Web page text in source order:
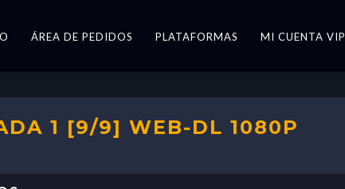
ÁREA DE PEDIDOS PLATAFORMAS MI CUENTA VIP
1 [9/9] WEB-DL 1080P